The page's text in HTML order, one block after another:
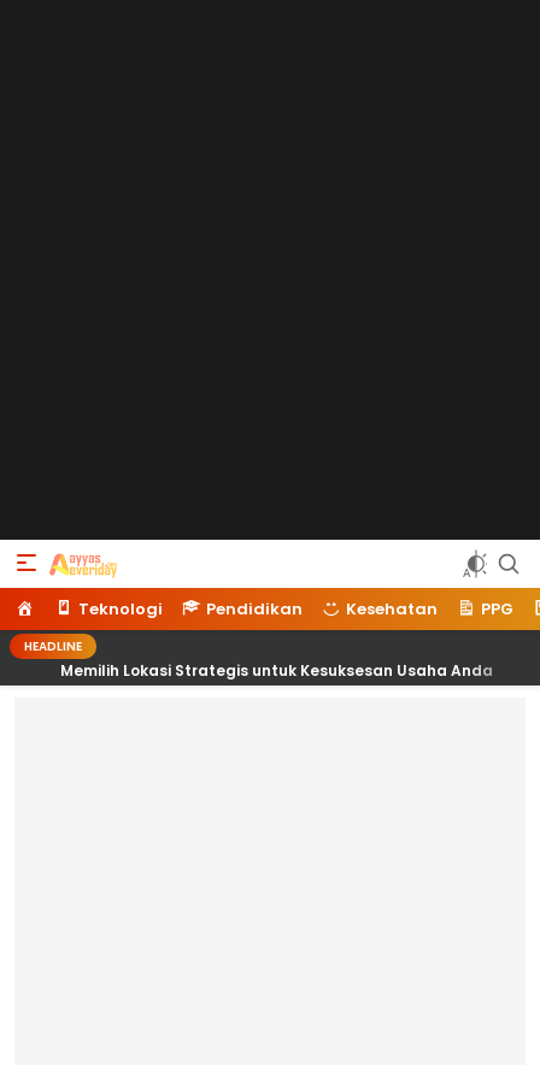
Ayyaseveriday
Beragam Informasi Hari Ini
HomeTeknologi Pendidikan Kesehatan PPG
HEADLINE
Strategis untuk Kesuksesan Usaha Anda 18